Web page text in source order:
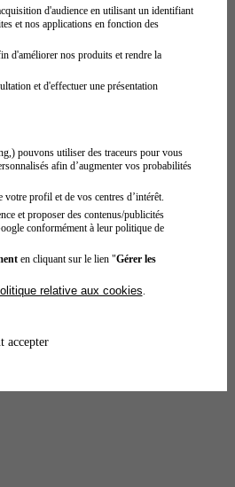
d'audience en utilisant un identifiant
et nos applications en fonction des
d'améliorer nos produits et rendre la
et d'effectuer une présentation
pouvons utiliser des traceurs pour vous
afin d’augmenter vos probabilités
profil et de vos centres d’intérêt.
et proposer des contenus/publicités
conformément à leur politique de
en cliquant sur le lien "Gérer les
relative aux cookies
accepter